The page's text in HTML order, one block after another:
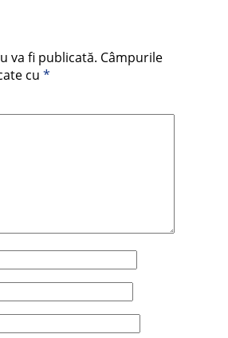
va fi publicată. Câmpurile
cu *